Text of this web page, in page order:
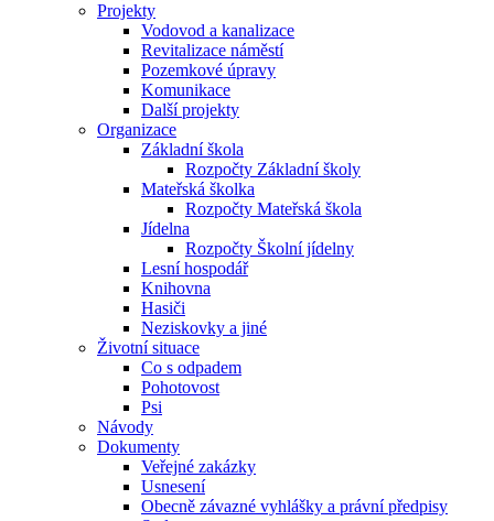
Projekty
Vodovod a kanalizace
Revitalizace náměstí
Pozemkové úpravy
Komunikace
Další projekty
Organizace
Základní škola
Rozpočty Základní školy
Mateřská školka
Rozpočty Mateřská škola
Jídelna
Rozpočty Školní jídelny
Lesní hospodář
Knihovna
Hasiči
Neziskovky a jiné
Životní situace
Co s odpadem
Pohotovost
Psi
Návody
Dokumenty
Veřejné zakázky
Usnesení
Obecně závazné vyhlášky a právní předpisy